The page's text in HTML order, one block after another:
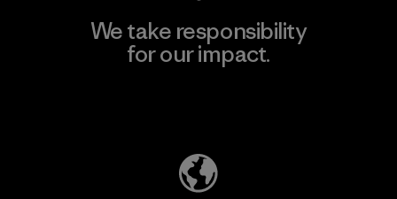
We take responsibility
for our impact.